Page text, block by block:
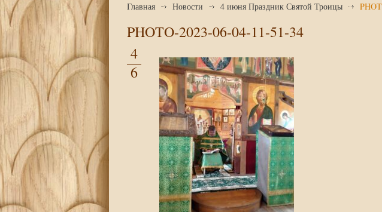
Главная Новости 4 июня Праздник Святой Троицы
PHOTO-2023-06-04-11-51-34
4
6